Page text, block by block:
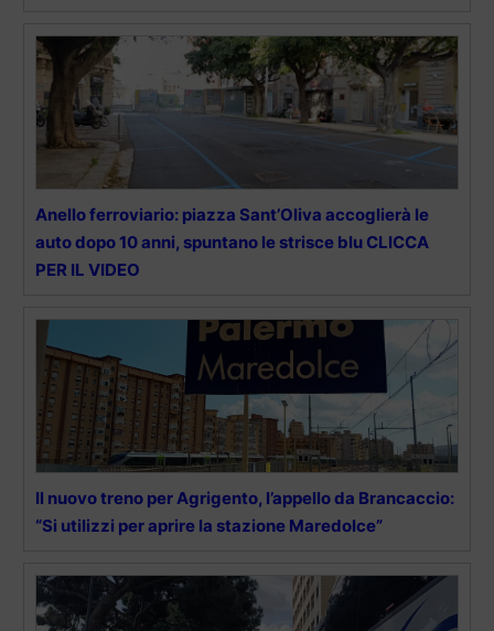
Anello ferroviario: piazza Sant’Oliva accoglierà le
auto dopo 10 anni, spuntano le strisce blu CLICCA
PER IL VIDEO
Il nuovo treno per Agrigento, l’appello da Brancaccio:
“Si utilizzi per aprire la stazione Maredolce”